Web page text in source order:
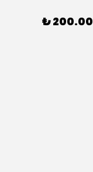
₺ 200.00